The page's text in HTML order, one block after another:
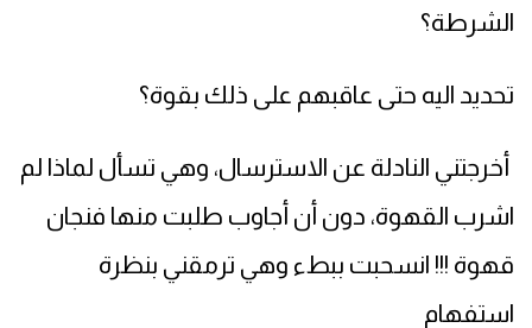
الشرطة؟
تحديد اليه حتى عاقبهم على ذلك بقوة؟
أخرجتني النادلة عن الاسترسال، وهي تسأل لماذا لم
اشرب القهوة، دون أن أجاوب طلبت منها فنجان
قهوة !!! انسحبت ببطء وهي ترمقني بنظرة
استفهام